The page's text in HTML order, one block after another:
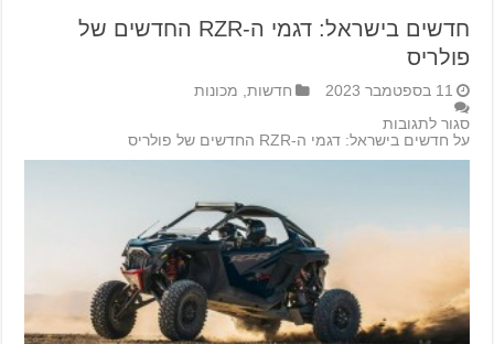
חדשים בישראל: דגמי ה-RZR החדשים של
פולריס
11 בספטמבר 2023 חדשות, מכונות
סגור לתגובות
על חדשים בישראל: דגמי ה-RZR החדשים של פולריס